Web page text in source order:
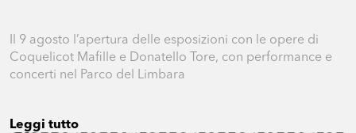
Il 9 agosto l’apertura delle esposizioni con le opere di
Coquelicot Mafille e Donatello Tore, con performance e
concerti nel Parco del Limbara
Leggi tutto